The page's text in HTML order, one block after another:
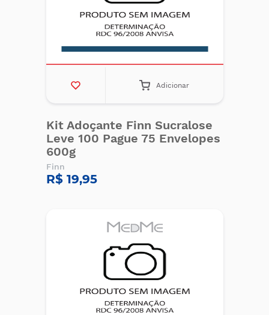
Adicionar
Kit Adoçante Finn Sucralose
Leve 100 Pague 75 Envelopes
600g
Finn
R$ 19,95